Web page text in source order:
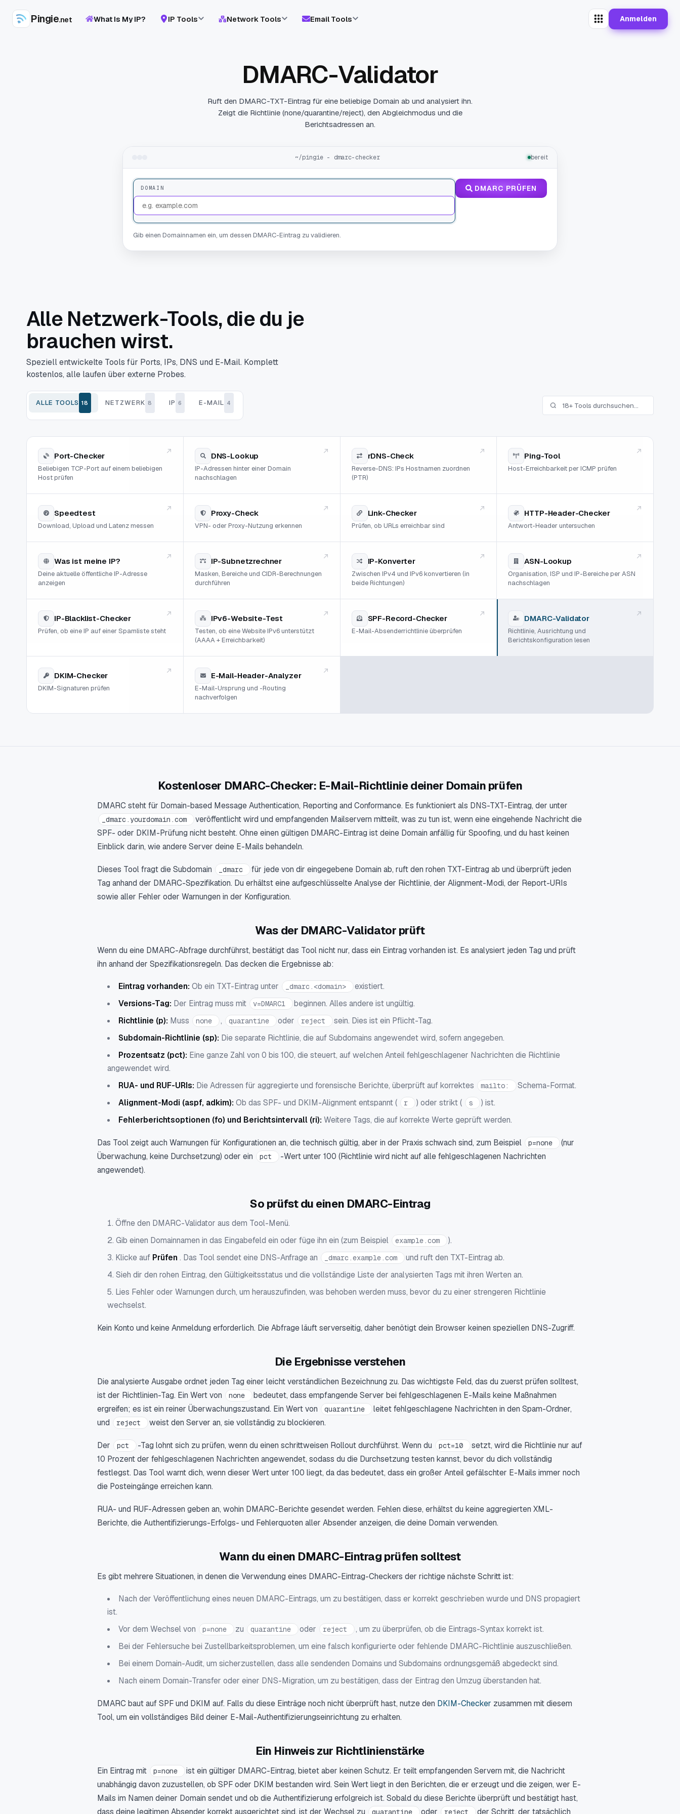
Pingie.net What Is My IP? IP Tools Network Tools Email Tools Anmelden
DMARC-Validator
Ruft den DMARC-TXT-Eintrag für eine beliebige Domain ab und analysiert ihn.
Zeigt die Richtlinie (none/quarantine/reject), den Abgleichmodus und die
Berichtsadressen an.
~/pingie - dmarc-checker bereit
DOMAIN DMARC PRÜFEN
Gib einen Domainnamen ein, um dessen DMARC-Eintrag zu validieren.
Alle Netzwerk-Tools, die du je
brauchen wirst.
Speziell entwickelte Tools für Ports, IPs, DNS und E-Mail. Komplett
kostenlos, alle laufen über externe Probes.
ALLE TOOLS 18 NETZWERK 8 IP 6 E-MAIL 4
Port-Checker
Beliebigen TCP-Port auf einem beliebigen
Host prüfen
DNS-Lookup
IP-Adressen hinter einer Domain
nachschlagen
rDNS-Check
Reverse-DNS: IPs Hostnamen zuordnen
(PTR)
Ping-Tool
Host-Erreichbarkeit per ICMP prüfen
Speedtest
Download, Upload und Latenz messen
Proxy-Check
VPN- oder Proxy-Nutzung erkennen
Link-Checker
Prüfen, ob URLs erreichbar sind
HTTP-Header-Checker
Antwort-Header untersuchen
Was ist meine IP?
Deine aktuelle öffentliche IP-Adresse
anzeigen
IP-Subnetzrechner
Masken, Bereiche und CIDR-Berechnungen
durchführen
IP-Konverter
Zwischen IPv4 und IPv6 konvertieren (in
beide Richtungen)
ASN-Lookup
Organisation, ISP und IP-Bereiche per ASN
nachschlagen
IP-Blacklist-Checker
Prüfen, ob eine IP auf einer Spamliste steht
IPv6-Website-Test
Testen, ob eine Website IPv6 unterstützt
(AAAA + Erreichbarkeit)
SPF-Record-Checker
E-Mail-Absenderrichtlinie überprüfen
DMARC-Validator
Richtlinie, Ausrichtung und
Berichtskonfiguration lesen
DKIM-Checker
DKIM-Signaturen prüfen
E-Mail-Header-Analyzer
E-Mail-Ursprung und -Routing
nachverfolgen
Kostenloser DMARC-Checker: E-Mail-Richtlinie deiner Domain prüfen
DMARC steht für Domain-based Message Authentication, Reporting and Conformance. Es funktioniert als DNS-TXT-Eintrag, der unter
_dmarc.yourdomain.com
veröffentlicht wird und empfangenden Mailservern mitteilt, was zu tun ist, wenn eine eingehende Nachricht die
SPF- oder DKIM-Prüfung nicht besteht. Ohne einen gültigen DMARC-Eintrag ist deine Domain anfällig für Spoofing, und du hast keinen
Einblick darin, wie andere Server deine E-Mails behandeln.
Dieses Tool fragt die Subdomain _dmarc
für jede von dir eingegebene Domain ab, ruft den rohen TXT-Eintrag ab und überprüft jeden
Tag anhand der DMARC-Spezifikation. Du erhältst eine aufgeschlüsselte Analyse der Richtlinie, der Alignment-Modi, der Report-URIs
sowie aller Fehler oder Warnungen in der Konfiguration.
Was der DMARC-Validator prüft
Wenn du eine DMARC-Abfrage durchführst, bestätigt das Tool nicht nur, dass ein Eintrag vorhanden ist. Es analysiert jeden Tag und prüft
ihn anhand der Spezifikationsregeln. Das decken die Ergebnisse ab:
Eintrag vorhanden: Ob ein TXT-Eintrag unter _dmarc.<domain>
existiert.
Versions-Tag: Der Eintrag muss mit v=DMARC1
beginnen. Alles andere ist ungültig.
Richtlinie (p): Muss none , quarantine oder reject
sein. Dies ist ein Pflicht-Tag.
Subdomain-Richtlinie (sp): Die separate Richtlinie, die auf Subdomains angewendet wird, sofern angegeben.
Prozentsatz (pct): Eine ganze Zahl von 0 bis 100, die steuert, auf welchen Anteil fehlgeschlagener Nachrichten die Richtlinie
angewendet wird.
RUA- und RUF-URIs: Die Adressen für aggregierte und forensische Berichte, überprüft auf korrektes mailto:
Schema-Format.
Alignment-Modi (aspf, adkim): Ob das SPF- und DKIM-Alignment entspannt ( r ) oder strikt ( s
) ist.
Fehlerberichtsoptionen (fo) und Berichtsintervall (ri): Weitere Tags, die auf korrekte Werte geprüft werden.
Das Tool zeigt auch Warnungen für Konfigurationen an, die technisch gültig, aber in der Praxis schwach sind, zum Beispiel p=none
(nur
Überwachung, keine Durchsetzung) oder ein
pct
-Wert unter 100 (Richtlinie wird nicht auf alle fehlgeschlagenen Nachrichten
angewendet).
So prüfst du einen DMARC-Eintrag
Öffne den DMARC-Validator aus dem Tool-Menü.
Gib einen Domainnamen in das Eingabefeld ein oder füge ihn ein (zum Beispiel
example.com
).
Klicke auf Prüfen . Das Tool sendet eine DNS-Anfrage an _dmarc.example.com
und ruft den TXT-Eintrag ab.
Sieh dir den rohen Eintrag, den Gültigkeitsstatus und die vollständige Liste der analysierten Tags mit ihren Werten an.
Lies Fehler oder Warnungen durch, um herauszufinden, was behoben werden muss, bevor du zu einer strengeren Richtlinie
wechselst.
Kein Konto und keine Anmeldung erforderlich. Die Abfrage läuft serverseitig, daher benötigt dein Browser keinen speziellen DNS-Zugriff.
Die Ergebnisse verstehen
Die analysierte Ausgabe ordnet jeden Tag einer leicht verständlichen Bezeichnung zu. Das wichtigste Feld, das du zuerst prüfen solltest,
ist der Richtlinien-Tag. Ein Wert von
none
bedeutet, dass empfangende Server bei fehlgeschlagenen E-Mails keine Maßnahmen
ergreifen; es ist ein reiner Überwachungszustand. Ein Wert von
quarantine
leitet fehlgeschlagene Nachrichten in den Spam-Ordner,
und
reject weist den Server an, sie vollständig zu blockieren.
Der pct -Tag lohnt sich zu prüfen, wenn du einen schrittweisen Rollout durchführst. Wenn du pct=10
setzt, wird die Richtlinie nur auf
10 Prozent der fehlgeschlagenen Nachrichten angewendet, sodass du die Durchsetzung testen kannst, bevor du dich vollständig
festlegst. Das Tool warnt dich, wenn dieser Wert unter 100 liegt, da das bedeutet, dass ein großer Anteil gefälschter E-Mails immer noch
die Posteingänge erreichen kann.
RUA- und RUF-Adressen geben an, wohin DMARC-Berichte gesendet werden. Fehlen diese, erhältst du keine aggregierten XML-
Berichte, die Authentifizierungs-Erfolgs- und Fehlerquoten aller Absender anzeigen, die deine Domain verwenden.
Wann du einen DMARC-Eintrag prüfen solltest
Es gibt mehrere Situationen, in denen die Verwendung eines DMARC-Eintrag-Checkers der richtige nächste Schritt ist:
Nach der Veröffentlichung eines neuen DMARC-Eintrags, um zu bestätigen, dass er korrekt geschrieben wurde und DNS propagiert
ist.
Vor dem Wechsel von
p=none zu quarantine oder reject
, um zu überprüfen, ob die Eintrags-Syntax korrekt ist.
Bei der Fehlersuche bei Zustellbarkeitsproblemen, um eine falsch konfigurierte oder fehlende DMARC-Richtlinie auszuschließen.
Bei einem Domain-Audit, um sicherzustellen, dass alle sendenden Domains und Subdomains ordnungsgemäß abgedeckt sind.
Nach einem Domain-Transfer oder einer DNS-Migration, um zu bestätigen, dass der Eintrag den Umzug überstanden hat.
DMARC baut auf SPF und DKIM auf. Falls du diese Einträge noch nicht überprüft hast, nutze den DKIM-Checker zusammen mit diesem
Tool, um ein vollständiges Bild deiner E-Mail-Authentifizierungseinrichtung zu erhalten.
Ein Hinweis zur Richtlinienstärke
Ein Eintrag mit p=none
ist ein gültiger DMARC-Eintrag, bietet aber keinen Schutz. Er teilt empfangenden Servern mit, die Nachricht
unabhängig davon zuzustellen, ob SPF oder DKIM bestanden wird. Sein Wert liegt in den Berichten, die er erzeugt und die zeigen, wer E-
Mails im Namen deiner Domain sendet und ob die Authentifizierung erfolgreich ist. Sobald du diese Berichte überprüft und bestätigt hast,
dass deine legitimen Absender korrekt ausgerichtet sind, ist der Wechsel zu
quarantine oder reject der Schritt, der tatsächlich